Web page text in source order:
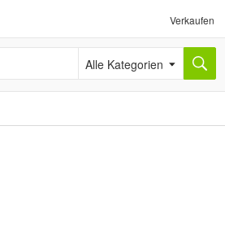
Verkaufen
Alle Kategorien